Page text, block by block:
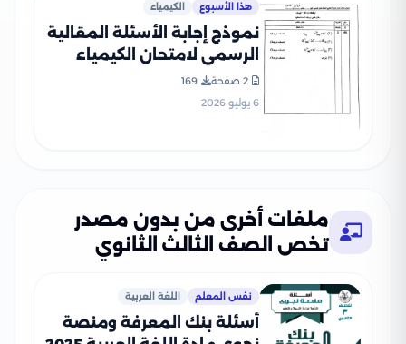
هذا الأسبوع الكيمياء
نموذج إجابة الأسئلة المقالية
الرسمي لامتحان الكيمياء
الأول PDF
2 صفحة
169
6 يوليو 2026
ملفات أخرى من بدون مصدر
تخص الصف الثالث الثانوي
نفس المعلم اللغة العربية
أسئلة بنك المعرفة ومنصة